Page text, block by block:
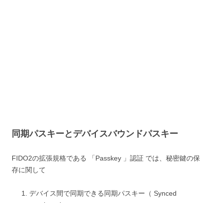
同期パスキーとデバイスバウンドパスキー
FIDO2の拡張規格である 「Passkey 」認証 では、秘密鍵の保
存に関して
デバイス間で同期できる同期パスキー（ Synced